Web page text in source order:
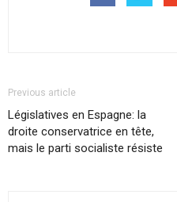
Previous article
Législatives en Espagne: la
droite conservatrice en tête,
mais le parti socialiste résiste